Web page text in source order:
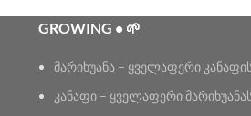
GROWING • 🌱
მარიხუანა – ყველაფერი კანაფის
კანაფი – ყველაფერი